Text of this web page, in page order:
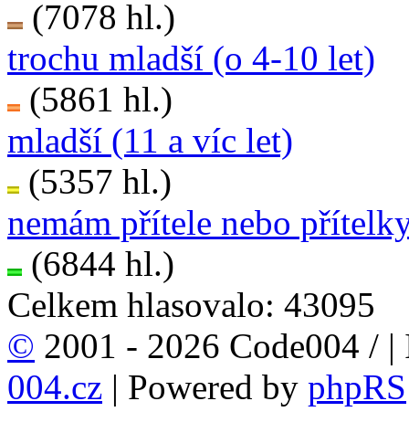
(7078 hl.)
trochu mladší (o 4-10 let)
(5861 hl.)
mladší (11 a víc let)
(5357 hl.)
nemám přítele nebo
(6844 hl.)
Celkem hlasovalo: 43095
© 2001 - 2026 Code004 / |
004.cz | Powered by phpRS